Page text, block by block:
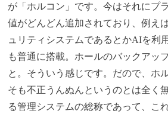
が「ホルコン」です。今はそれにプ
値がどんどん追加されており、例え
ュリティシステムであるとかAIを利
も普通に搭載。ホールのバックアッ
と。そういう感じです。だので、ホ
そも不正うんぬんというのとは全く
る管理システムの総称であって、こ